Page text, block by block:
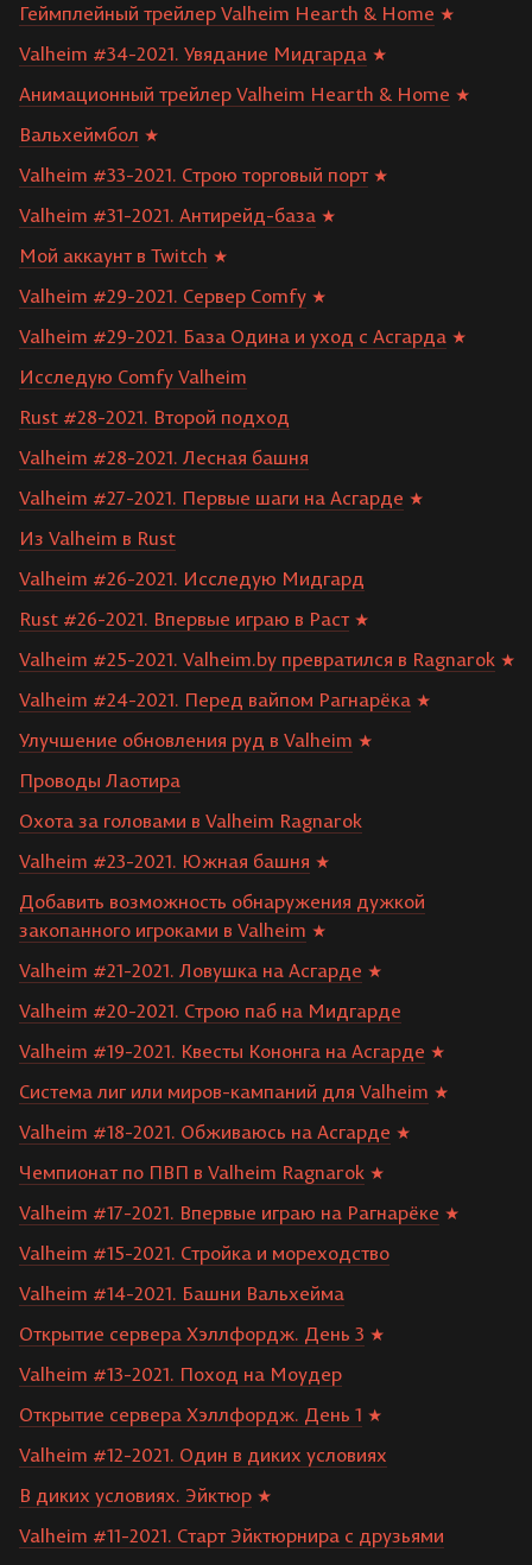
Геймплейный трейлер Valheim Hearth & Home
Valheim #34-2021. Увядание Мидгарда
Анимационный трейлер Valheim Hearth & Home
Вальхеймбол
Valheim #33-2021. Строю торговый порт
Valheim #31-2021. Антирейд-база
Мой аккаунт в Twitch
Valheim #29-2021. Сервер Comfy
Valheim #29-2021. База Одина и уход с Асгарда
Исследую Comfy Valheim
Rust #28-2021. Второй подход
Valheim #28-2021. Лесная башня
Valheim #27-2021. Первые шаги на Асгарде
Из Valheim в Rust
Valheim #26-2021. Исследую Мидгард
Rust #26-2021. Впервые играю в Раст
Valheim #25-2021. Valheim.by превратился в Ragnarok
Valheim #24-2021. Перед вайпом Рагнарёка
Улучшение обновления руд в Valheim
Проводы Лаотира
Охота за головами в Valheim Ragnarok
Valheim #23-2021. Южная башня
Добавить возможность обнаружения дужкой
закопанного игроками в Valheim
Valheim #21-2021. Ловушка на Асгарде
Valheim #20-2021. Строю паб на Мидгарде
Valheim #19-2021. Квесты Кононга на Асгарде
Система лиг или миров-кампаний для Valheim
Valheim #18-2021. Обживаюсь на Асгарде
Чемпионат по ПВП в Valheim Ragnarok
Valheim #17-2021. Впервые играю на Рагнарёке
Valheim #15-2021. Стройка и мореходство
Valheim #14-2021. Башни Вальхейма
Открытие сервера Хэллфордж. День 3
Valheim #13-2021. Поход на Моудер
Открытие сервера Хэллфордж. День 1
Valheim #12-2021. Один в диких условиях
В диких условиях. Эйктюр
Valheim #11-2021. Старт Эйктюрнира с друзьями